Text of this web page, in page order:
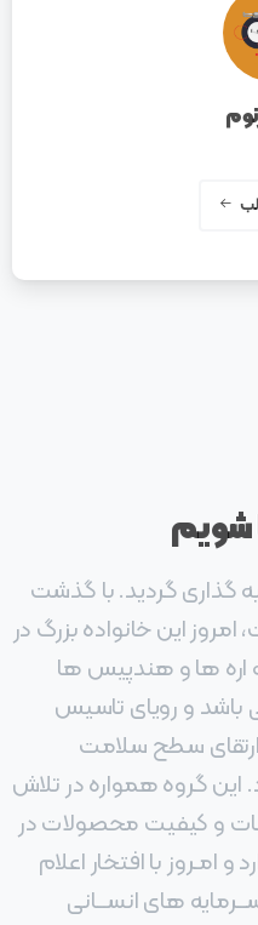
شویم
بهفرطب در سال1400 پایه گذاری گردید. با گذشت
امروز این خانواده بزرگ در
اره ها و هندپیس ها
و رویای تاسیس
سطح سلامت
این گروه همواره در تلاش
و کیفیت محصولات در
با افتخار اعلام
های انســانی